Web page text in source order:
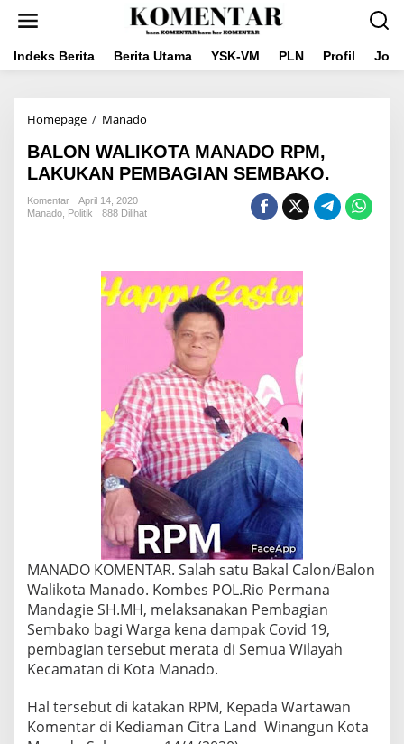
Indeks Berita Berita Utama YSK-VM PLN Profil
Homepage / Manado
MANADO
RPM,
LAKUKAN
SEMBAKO.
BALON WALIKOTA MANADO RPM,
LAKUKAN PEMBAGIAN SEMBAKO.
Komentar
April 14, 2020
Manado Politik 888 Dilihat
MANADO KOMENTAR. Salah satu Bakal Calon/Balon
Walikota Manado. Kombes POL.Rio Permana
Mandagie SH.MH, melaksanakan Pembagian
Sembako bagi Warga kena dampak Covid 19,
pembagian tersebut merata di Semua Wilayah
Kecamatan di Kota Manado.
Hal tersebut di katakan RPM, Kepada Wartawan
Komentar di Kediaman Citra Land Winangun Kota